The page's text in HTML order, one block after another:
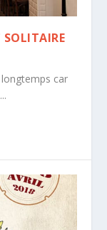
longtemps car